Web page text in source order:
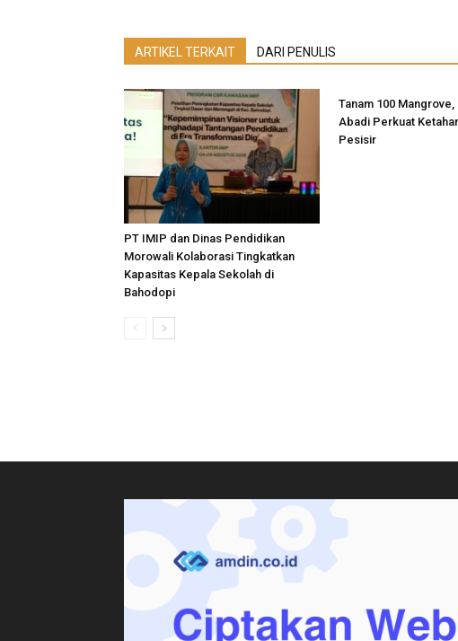
ARTIKEL TERKAIT DARI PENULIS
PT IMIP dan Dinas Pendidikan
Morowali Kolaborasi Tingkatkan
Kapasitas Kepala Sekolah di
Bahodopi
Tanam 100
Abadi Perkuat
Pesisir